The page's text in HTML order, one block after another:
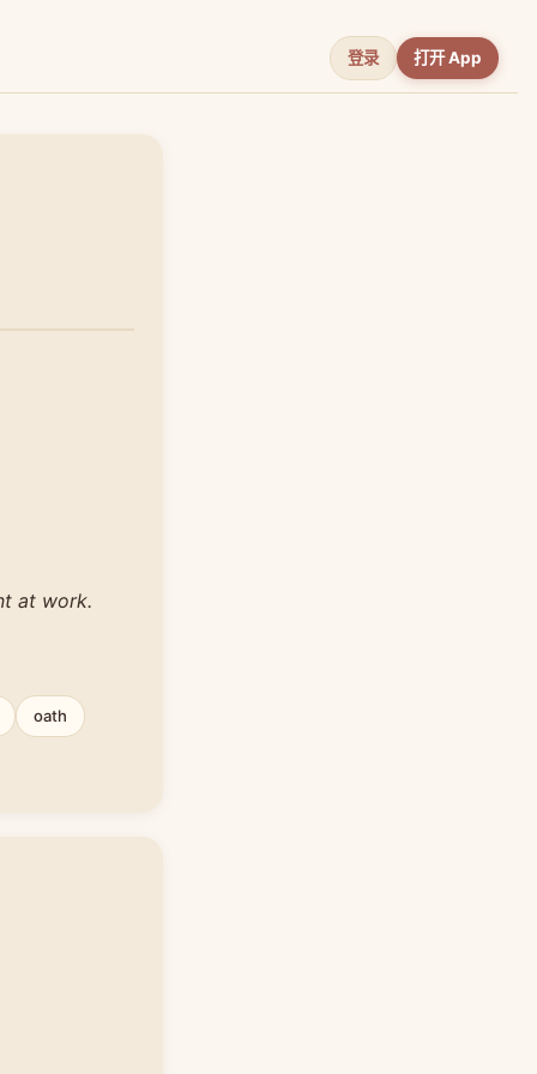
登录 打开 App
at work.
oath